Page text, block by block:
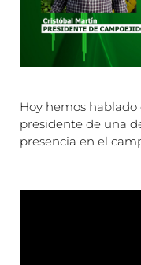
Hoy hemos
presidente de una
presencia en el